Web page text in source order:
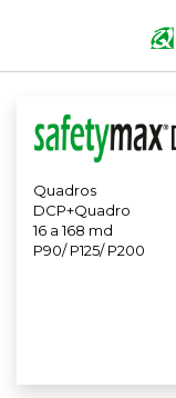
Quadros
DCP+Quadro
16 a 168 md
P90/ P125/ P200